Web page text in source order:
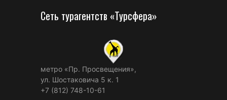
Сеть турагентств «Турсфера»
метро «Пр. Просвещения»,
ул. Шостаковича 5 к. 1
+7 (812) 748-10-61